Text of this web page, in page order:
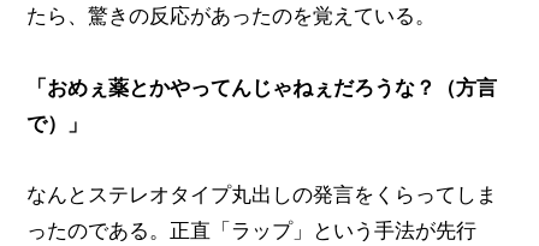
たら、驚きの反応があったのを覚えている。
「おめぇ薬とかやってんじゃねぇだろうな？（方言
で）」
なんとステレオタイプ丸出しの発言をくらってしま
ったのである。正直「ラップ」という手法が先行